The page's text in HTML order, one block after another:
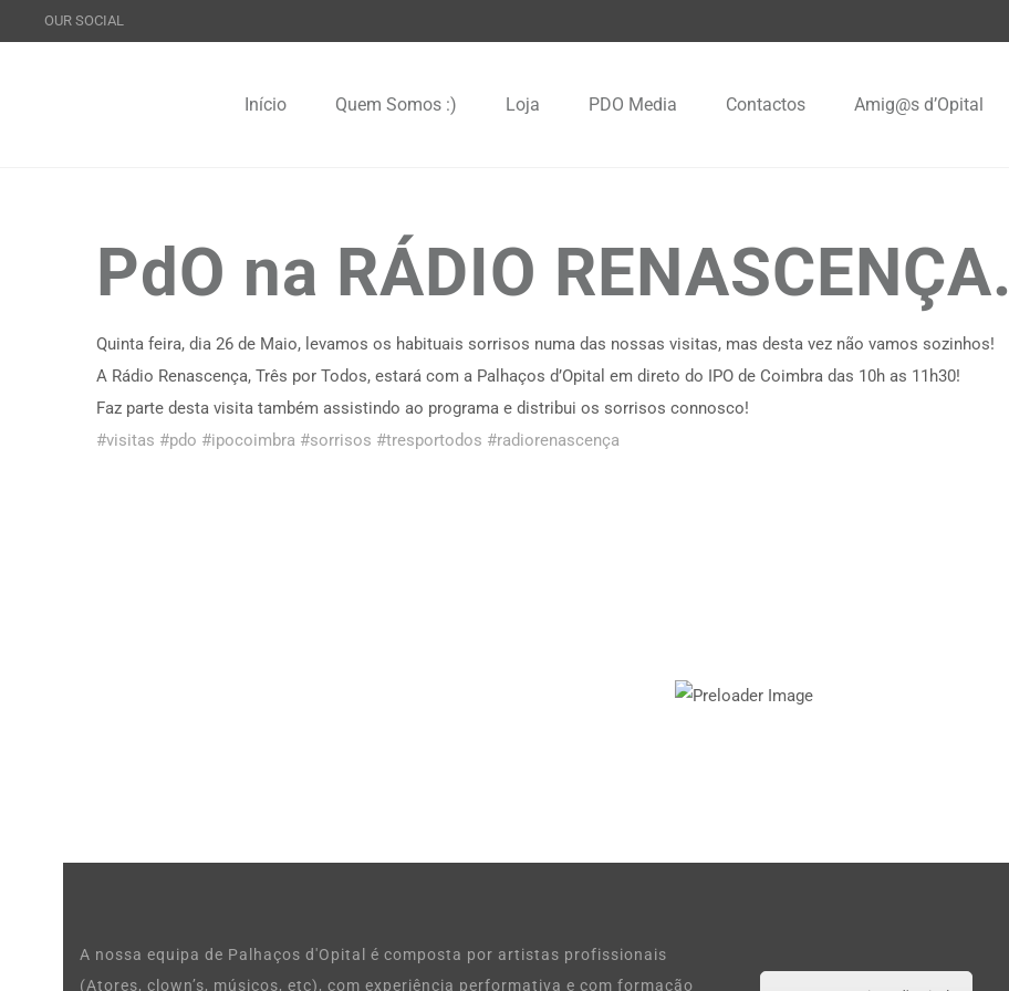
OUR SOCIAL
Início Quem Somos :) Loja PDO Media Contactos Amig@s d’Opital
PdO na RÁDIO RENASCENÇA.
Quinta feira, dia 26 de Maio, levamos os habituais sorrisos numa das nossas visitas, mas desta vez não vamos sozinhos!
A Rádio Renascença, Três por Todos, estará com a Palhaços d’Opital em direto do IPO de Coimbra das 10h as 11h30!
Faz parte desta visita também assistindo ao programa e distribui os sorrisos connosco!
#visitas #pdo #ipocoimbra #sorrisos #tresportodos #radiorenascença
A nossa equipa de Palhaços d'Opital é composta por artistas profissionais
(Atores, clown’s, músicos, etc), com experiência performativa e com formação